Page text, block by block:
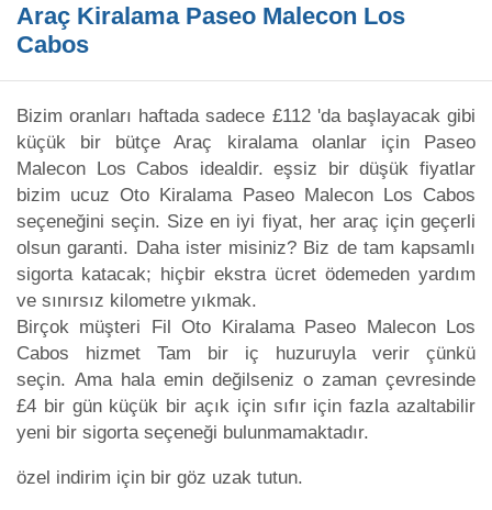
Araç Kiralama Paseo Malecon Los
Cabos
Bizim oranları haftada sadece £112 'da başlayacak gibi
küçük bir bütçe Araç kiralama olanlar için Paseo
Malecon Los Cabos idealdir. eşsiz bir düşük fiyatlar
bizim ucuz Oto Kiralama Paseo Malecon Los Cabos
seçeneğini seçin. Size en iyi fiyat, her araç için geçerli
olsun garanti. Daha ister misiniz? Biz de tam kapsamlı
sigorta katacak; hiçbir ekstra ücret ödemeden yardım
ve sınırsız kilometre yıkmak.
Birçok müşteri Fil Oto Kiralama Paseo Malecon Los
Cabos hizmet Tam bir iç huzuruyla verir çünkü
seçin. Ama hala emin değilseniz o zaman çevresinde
£4 bir gün küçük bir açık için sıfır için fazla azaltabilir
yeni bir sigorta seçeneği bulunmamaktadır.
özel indirim için bir göz uzak tutun.